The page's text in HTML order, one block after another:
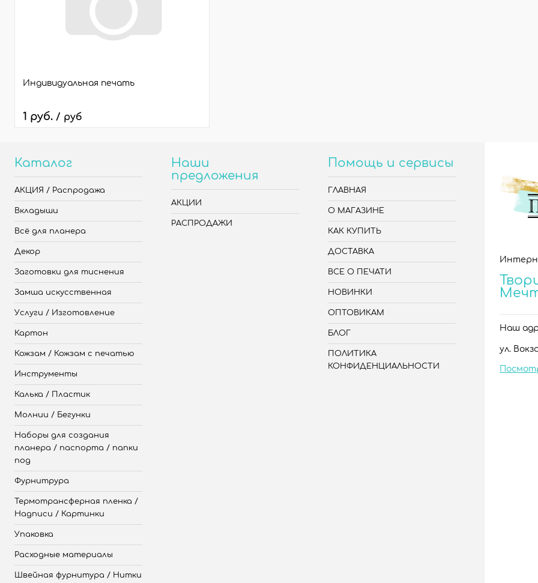
Индивидуальная печать
1 руб. / руб
Каталог
АКЦИЯ / Распродажа
Вкладыши
Всё для планера
Декор
Заготовки для тиснения
Замша искусственная
Услуги / Изготовление
Картон
Кожзам / Кожзам с печатью
Инструменты
Калька / Пластик
Молнии / Бегунки
Наборы для создания
планера / паспорта / папки
под
Фурнитрура
Термотрансферная пленка /
Надписи / Картинки
Упаковка
Расходные материалы
Швейная фурнитура / Нитки
Наши
предложения
АКЦИИ
РАСПРОДАЖИ
Помощь и сервисы
ГЛАВНАЯ
О МАГАЗИНЕ
КАК КУПИТЬ
ДОСТАВКА
ВСЕ О ПЕЧАТИ
НОВИНКИ
ОПТОВИКАМ
БЛОГ
ПОЛИТИКА
КОНФИДЕНЦИАЛЬНОСТИ
Наш
ул.